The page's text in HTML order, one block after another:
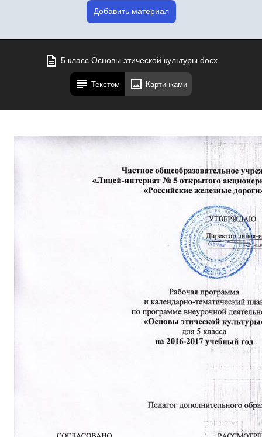
Добавить материал
5 класс Основы этической культуры.docx
Текстом Картинками